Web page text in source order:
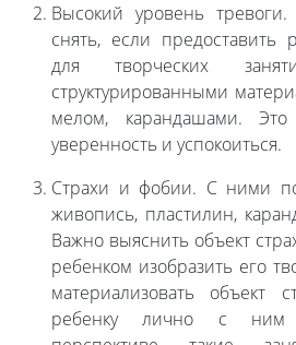
Высокий уровень
снять, если предоставить
для творческих
структурированными
мелом, карандашами. Это
уверенность и успокоиться.
Страхи и фобии. С ними
живопись, пластилин,
Важно выяснить объект
ребенком изобразить его
материализовать объект
ребенку лично с ним